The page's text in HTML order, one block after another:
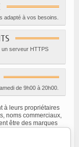
adapté à vos besoins.
serveur HTTPS
de 9h00 à 20h00.
à leurs propriétaires
noms commerciaux,
être des marques
uniquement,